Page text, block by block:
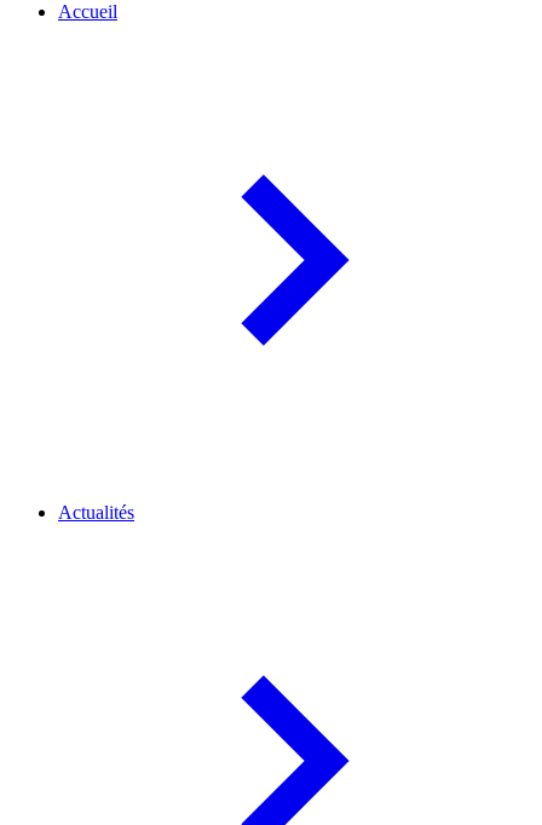
Accueil
Actualités